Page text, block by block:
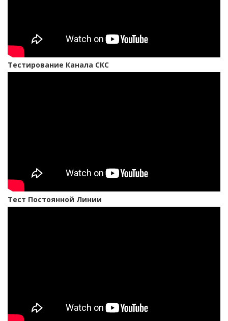
Тестирование Канала СКС
Тест Постоянной Линии